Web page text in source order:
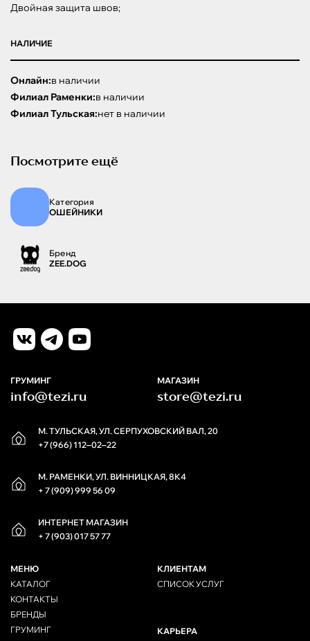
Двойная защита швов;
НАЛИЧИЕ
Онлайн:в наличии
Филиал Раменки:в наличии
Филиал Тульская:нет в наличии
Посмотрите ещё
Категория
ОШЕЙНИКИ
Бренд
ZEE.DOG
М. ТУЛЬСКАЯ, УЛ. СЕРПУХОВСКИЙ ВАЛ, 20
+7 (966) 112‒02‒22
М. РАМЕНКИ, УЛ. ВИННИЦКАЯ, 8К4
+ 7 (909) 999 56 09
ИНТЕРНЕТ МАГАЗИН
+ 7 (903) 017 57 77
ГРУМИНГ
info@tezi.ru
МАГАЗИН
store@tezi.ru
МЕНЮ
КАТАЛОГ
КОНТАКТЫ
БРЕНДЫ
ГРУМИНГ
КЛИЕНТАМ
СПИСОК УСЛУГ
КАРЬЕРА